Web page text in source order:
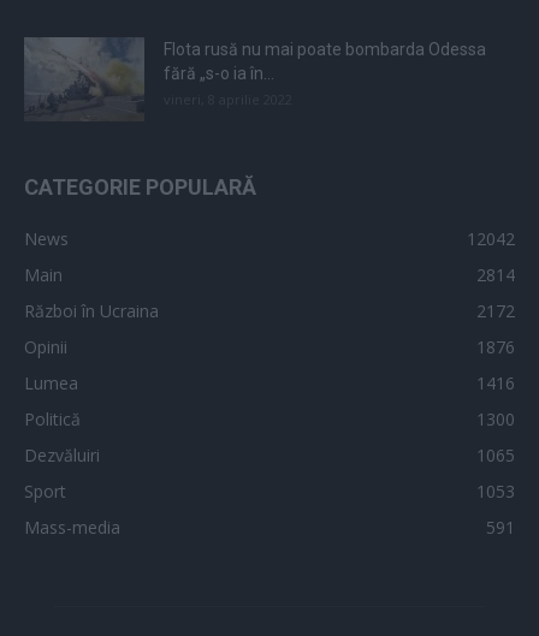
Flota rusă nu mai poate bombarda Odessa
fără „s-o ia în...
CATEGORIE POPULARĂ
News
12042
Main
2814
Război în Ucraina
2172
Opinii
1876
Lumea
1416
Politică
1300
Dezvăluiri
1065
Sport
1053
Mass-media
591